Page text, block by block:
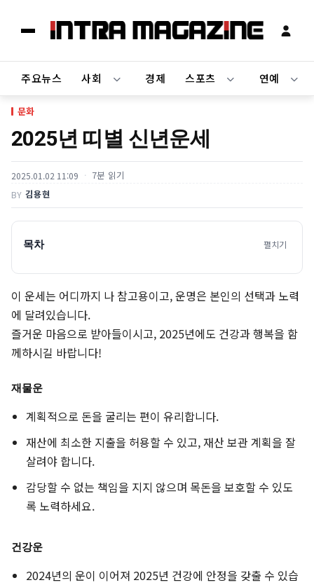
주요뉴스 사회 경제 스포츠 연예
문화
2025년 띠별 신년운세
2025.01.02 11:09 7분 읽기
BY 김용현
목차 펼치기
이 운세는 어디까지 나 참고용이고, 운명은 본인의 선택과 노력
에 달려있습니다.
즐거운 마음으로 받아들이시고, 2025년에도 건강과 행복을 함
께하시길 바랍니다!
재물운
계획적으로 돈을 굴리는 편이 유리합니다.
재산에 최소한 지출을 허용할 수 있고, 재산 보관 계획을 잘
살려야 합니다.
감당할 수 없는 책임을 지지 않으며 목돈을 보호할 수 있도
록 노력하세요.
건강운
2024년의 운이 이어져 2025년 건강에 안정을 갖출 수 있습